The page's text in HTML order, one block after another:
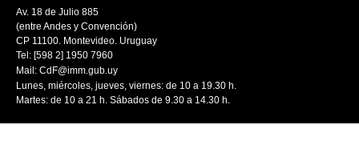
Av. 18 de Julio 885
(entre Andes y Convención)
CP 11100. Montevideo. Uruguay
Tel: [598 2] 1950 7960
Mail: CdF@imm.gub.uy
Lunes, miércoles, jueves, viernes: de 10 a 19.30 h.
Martes: de 10 a 21 h. Sábados de 9.30 a 14.30 h.